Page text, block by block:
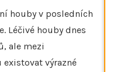
houby v posledních
Léčivé houby dnes
ale mezi
výrazné